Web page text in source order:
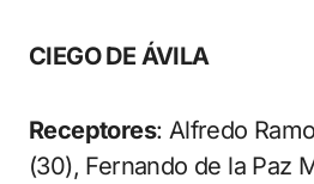
CIEGO DE ÁVILA
Receptores: Alfredo
(30), Fernando de la Paz